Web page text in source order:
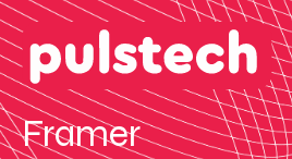
Framer